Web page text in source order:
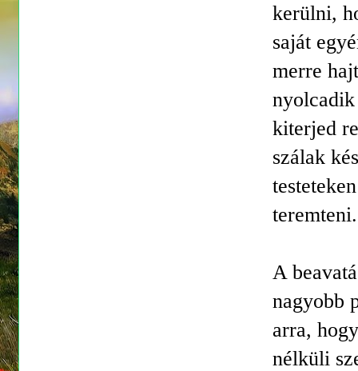
kerülni,
saját
merre
nyolcadik
kiterjed
szálak
teremteni.
A
nagyobb
arra,
nélküli